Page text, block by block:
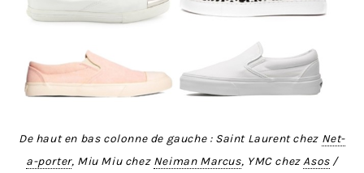
De haut en bas colonne de gauche : Saint Laurent chez Net-
a-porter, Miu Miu chez Neiman Marcus, YMC chezAsos/